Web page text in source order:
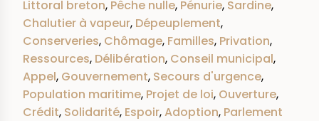
Littoral breton, Pêche nulle, Pénurie, Sardine,
Chalutier à vapeur, Dépeuplement,
Conserveries, Chômage, Familles, Privation,
Ressources, Délibération, Conseil municipal,
Appel, Gouvernement, Secours d'urgence,
Population maritime, Projet de loi, Ouverture,
Crédit, Solidarité, Espoir,Adoption, Parlement